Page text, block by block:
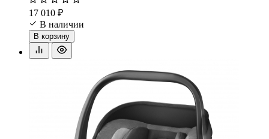
17 010 ₽
В наличии
В корзину